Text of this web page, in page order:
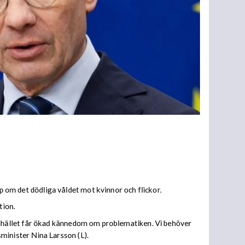
om det dödliga våldet mot kvinnor och flickor.
får ökad kännedom om problematiken. Vi behöver
Nina Larsson (L).